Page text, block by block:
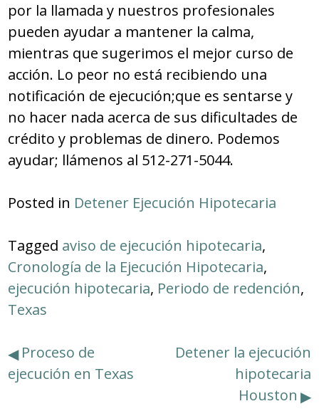
por la llamada y nuestros profesionales
pueden ayudar a mantener la calma,
mientras que sugerimos el mejor curso de
acción. Lo peor no está recibiendo una
notificación de ejecución;que es sentarse y
no hacer nada acerca de sus dificultades de
crédito y problemas de dinero. Podemos
ayudar; llámenos al 512-271-5044.
Posted in Detener Ejecución Hipotecaria
Tagged aviso de ejecución hipotecaria,
Cronología de la Ejecución Hipotecaria,
ejecución hipotecaria, Periodo de redención,
Texas
Navegación
de
Proceso de
ejecución en Texas
Detener la ejecución
hipotecaria
Houston